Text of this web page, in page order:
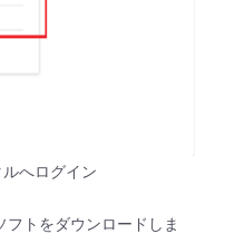
ルへログイン
フトをダウンロードしま